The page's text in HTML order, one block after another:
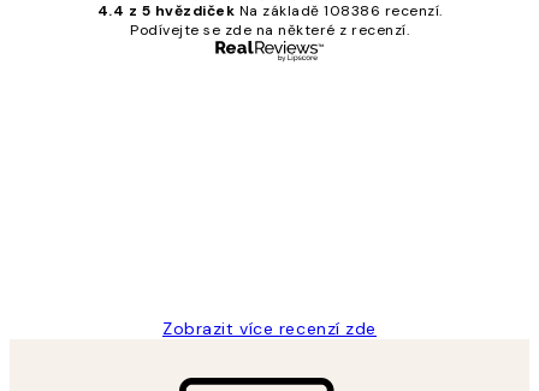
4.4 z 5 hvězdiček Na základě 108386 recenzí.
Podívejte se zde na některé z recenzí.
Zobrazit více recenzí zde